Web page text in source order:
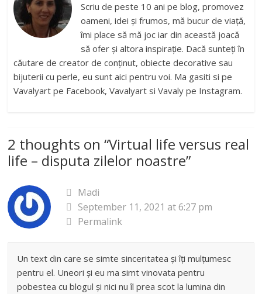
Scriu de peste 10 ani pe blog, promovez
oameni, idei și frumos, mă bucur de viață,
îmi place să mă joc iar din această joacă
să ofer și altora inspirație. Dacă sunteți în
căutare de creator de conținut, obiecte decorative sau
bijuterii cu perle, eu sunt aici pentru voi. Ma gasiti si pe
Vavalyart pe Facebook, Vavalyart si Vavaly pe Instagram.
2 thoughts on “Virtual life versus real
life – disputa zilelor noastre”
Madi
September 11, 2021 at 6:27 pm
Permalink
Un text din care se simte sinceritatea și îți mulțumesc
pentru el. Uneori și eu ma simt vinovata pentru
pobestea cu blogul și nici nu îl prea scot la lumina din